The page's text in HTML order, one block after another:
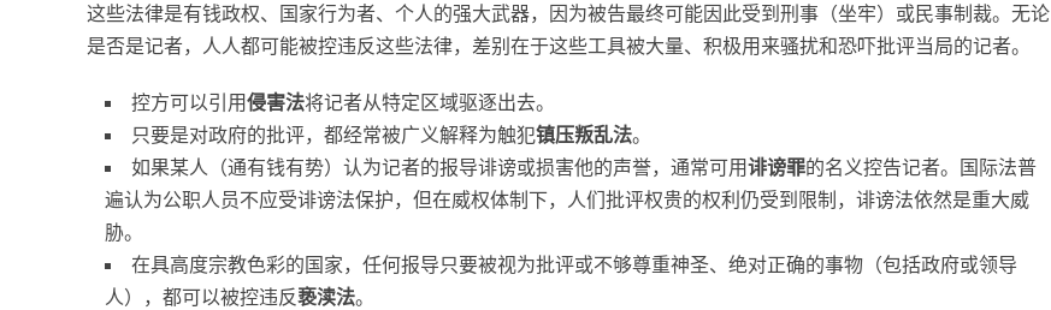
这些法律是有钱政权、国家行为者、个人的强大武器，因为被告最终可能因此受到刑事（坐牢）或民事制裁。无论
是否是记者，人人都可能被控违反这些法律，差别在于这些工具被大量、积极用来骚扰和恐吓批评当局的记者。
控方可以引用侵害法将记者从特定区域驱逐出去。
只要是对政府的批评，都经常被广义解释为触犯镇压叛乱法。
如果某人（通有钱有势）认为记者的报导诽谤或损害他的声誉，通常可用诽谤罪的名义控告记者。国际法普
遍认为公职人员不应受诽谤法保护，但在威权体制下，人们批评权贵的权利仍受到限制，诽谤法依然是重大威
胁。
在具高度宗教色彩的国家，任何报导只要被视为批评或不够尊重神圣、绝对正确的事物（包括政府或领导
人），都可以被控违反亵渎法。